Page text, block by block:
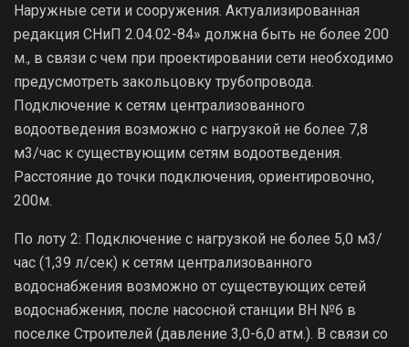
Наружные сети и сооружения. Актуализированная
редакция СНиП 2.04.02-84» должна быть не более 200
м., в связи с чем при проектировании сети необходимо
предусмотреть закольцовку трубопровода.
Подключение к сетям централизованного
водоотведения возможно с нагрузкой не более 7,8
м3/час к существующим сетям водоотведения.
Расстояние до точки подключения, ориентировочно,
200м.
По лоту 2: Подключение с нагрузкой не более 5,0 м3/
час (1,39 л/сек) к сетям централизованного
водоснабжения возможно от существующих сетей
водоснабжения, после насосной станции ВН №6 в
поселке Строителей (давление 3,0-6,0 атм.). В связи со